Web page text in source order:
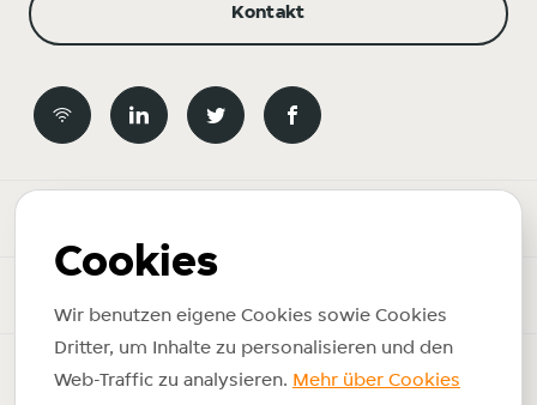
Kontakt
Copyright © 2026 Just Eat Takeaway.com. Alle Rechte
Cookies
Wir benutzen eigene Cookies sowie Cookies
Dritter, um Inhalte zu personalisieren und den
Web-Traffic zu analysieren. Mehr über Cookies